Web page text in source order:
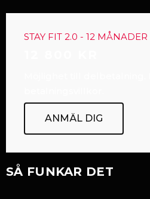
STAY FIT 2.0 - 12 MÅNADER
ANMÄL DIG
SÅ FUNKAR DET